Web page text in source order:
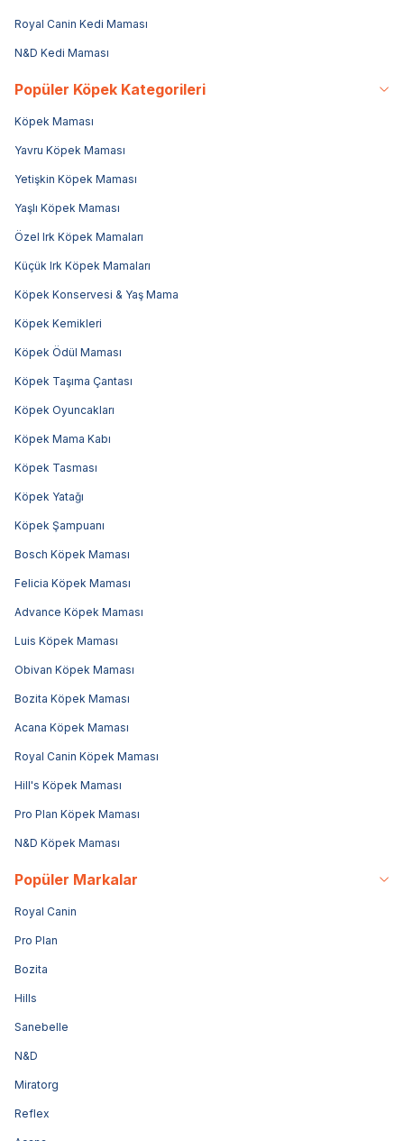
Royal Canin Kedi Maması
N&D Kedi Maması
Popüler Köpek Kategorileri
Köpek Maması
Yavru Köpek Maması
Yetişkin Köpek Maması
Yaşlı Köpek Maması
Özel Irk Köpek Mamaları
Küçük Irk Köpek Mamaları
Köpek Konservesi & Yaş Mama
Köpek Kemikleri
Köpek Ödül Maması
Köpek Taşıma Çantası
Köpek Oyuncakları
Köpek Mama Kabı
Köpek Tasması
Köpek Yatağı
Köpek Şampuanı
Bosch Köpek Maması
Felicia Köpek Maması
Advance Köpek Maması
Luis Köpek Maması
Obivan Köpek Maması
Bozita Köpek Maması
Acana Köpek Maması
Royal Canin Köpek Maması
Hill's Köpek Maması
Pro Plan Köpek Maması
N&D Köpek Maması
Popüler Markalar
Royal Canin
Pro Plan
Bozita
Hills
Sanebelle
N&D
Miratorg
Reflex